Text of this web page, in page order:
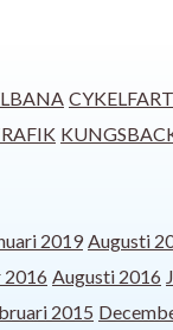
2019 Augusti
2016 Augusti 2016
2015